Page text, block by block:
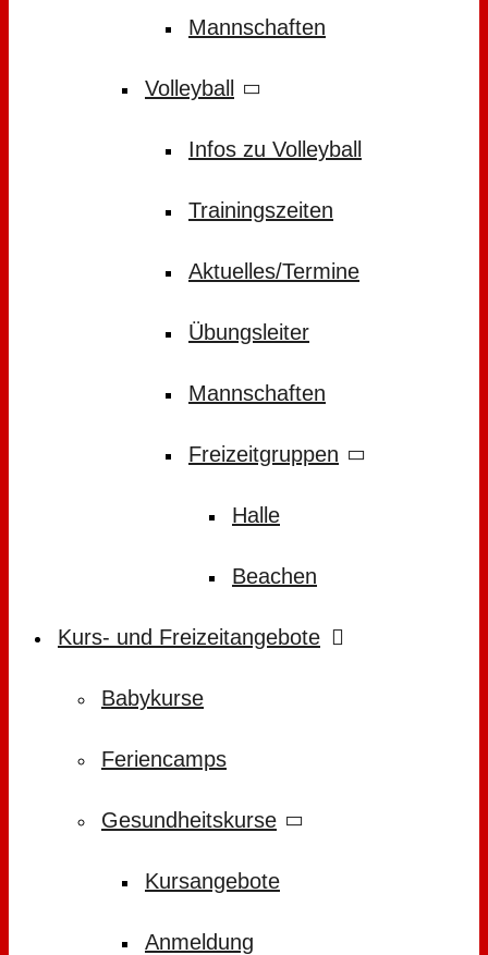
Mannschaften
Volleyball
Infos zu Volleyball
Trainingszeiten
Aktuelles/Termine
Übungsleiter
Mannschaften
Freizeitgruppen
Halle
Beachen
Kurs- und Freizeitangebote
Babykurse
Feriencamps
Gesundheitskurse
Kursangebote
Anmeldung